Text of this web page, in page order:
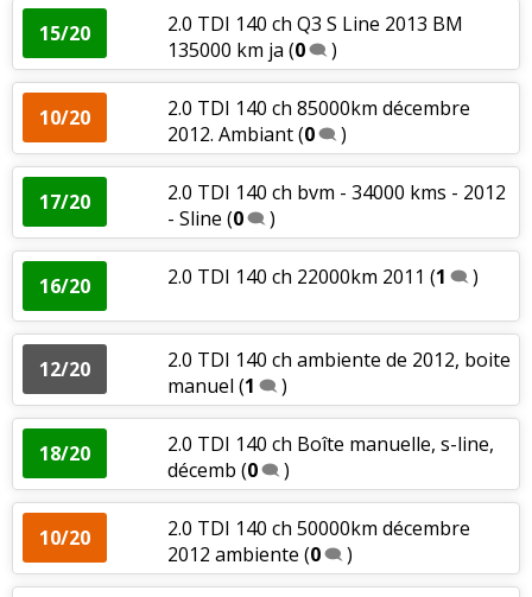
15/20
2.0 TDI 140 ch Q3 S Line 2013 BM
135000 km ja (0 )
10/20
2.0 TDI 140 ch 85000km décembre
2012. Ambiant(0 )
17/20
2.0 TDI 140 ch bvm - 34000 kms - 2012
- Sline (0 )
16/20 2.0 TDI 140 ch 22000km 2011 (1 )
12/20
2.0 TDI 140 ch ambiente de 2012, boite
manuel (1 )
18/20
2.0 TDI 140 ch Boîte manuelle, s-line,
décemb (0 )
10/20
2.0 TDI 140 ch 50000km décembre
2012 ambiente (0 )